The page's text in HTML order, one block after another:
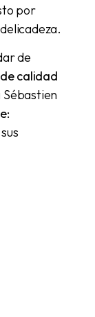
por
de
calidad